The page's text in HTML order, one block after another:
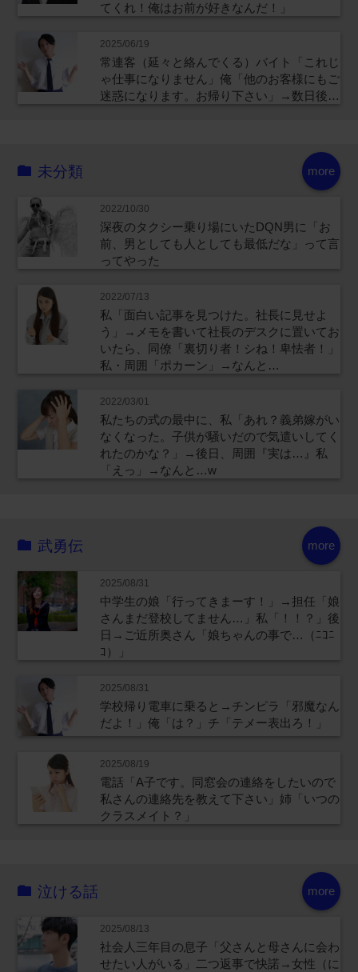
てくれ！俺はお前が好きなんだ！」
2025/06/19
常連客（延々と絡んでくる）バイト「これじ
ゃ仕事になりません」俺「他のお客様にもご
迷惑になります。お帰り下さい」→数日後…
more
未分類
2022/10/30
深夜のタクシー乗り場にいたDQN男に「お
前、男としても人としても最低だな」って言
ってやった
2022/07/13
私「面白い記事を見つけた。社長に見せよ
う」→メモを書いて社長のデスクに置いてお
いたら、同僚「裏切り者！シね！卑怯者！」
私・周囲「ポカーン」→なんと…
2022/03/01
私たちの式の最中に、私「あれ？義弟嫁がい
なくなった。子供が騒いだので気遣いしてく
れたのかな？」→後日、周囲『実は…』私
「えっ」→なんと…w
more
武勇伝
2025/08/31
中学生の娘「行ってきまーす！」→担任「娘
さんまだ登校してません…」私「！！？」後
日→ご近所奥さん「娘ちゃんの事で…（ﾆｺﾆ
ｺ）」
2025/08/31
学校帰り電車に乗ると→チンピラ「邪魔なん
だよ！」俺「は？」チ「テメー表出ろ！」
2025/08/19
電話「A子です。同窓会の連絡をしたいので
私さんの連絡先を教えて下さい」姉「いつの
クラスメイト？」
more
泣ける話
2025/08/13
社会人三年目の息子「父さんと母さんに会わ
せたい人がいる」二つ返事で快諾→女性（に